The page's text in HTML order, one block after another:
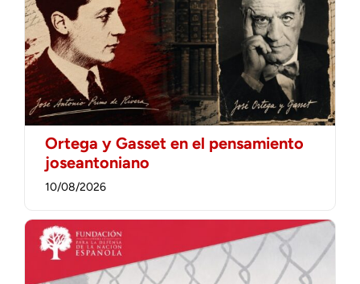
Ortega y Gasset en el pensamiento
joseantoniano
10/08/2026